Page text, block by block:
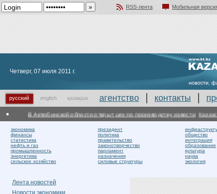
RSS-лента
Мобильная
Четверг, 07 июля 2011 г.
русский english қазақша агентство контакты
В Актюбинской области открыт цех по производству извести
экономика
финансы
статистика
нефть и газ
промышленность
энергетика
сельское хозяйство
президент
политика
правительство
законотворчество
парламент
назначения
силовые структуры
общество
интеграция
образование
культура
наука
экология
Лента новостей
Новости экономики